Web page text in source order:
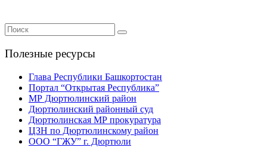
Полезные ресурсы
Глава Республики Башкортостан
Портал “Открытая Республика”
МР Дюртюлинский район
Дюртюлинский районный суд
Дюртюлинская МР прокуратура
ЦЗН по Дюртюлинскому район
ООО “ГЖУ” г. Дюртюли